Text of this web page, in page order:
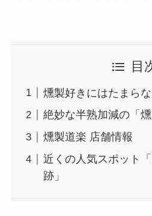
目
燻製好きにはたまらな
絶妙な半熟加減の「燻
燻製道楽 店舗情報
近くの人気スポット
跡」